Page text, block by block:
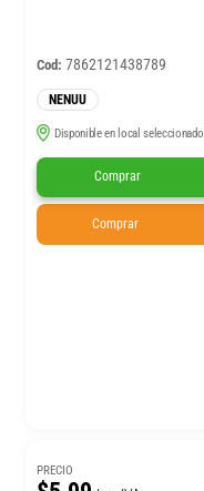
Cod: 7862121438789
NENUU
Disponible en local seleccionado
Comprar
Comprar
PRECIO